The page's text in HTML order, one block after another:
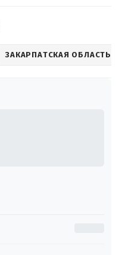
ЗАКАРПАТСКАЯ ОБЛАСТЬ